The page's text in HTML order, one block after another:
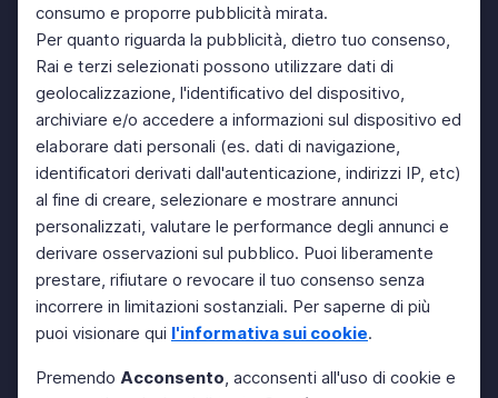
consumo e proporre pubblicità mirata.
Per quanto riguarda la pubblicità, dietro tuo consenso,
Rai e terzi selezionati possono utilizzare dati di
geolocalizzazione, l'identificativo del dispositivo,
archiviare e/o accedere a informazioni sul dispositivo ed
elaborare dati personali (es. dati di navigazione,
identificatori derivati dall'autenticazione, indirizzi IP, etc)
al fine di creare, selezionare e mostrare annunci
personalizzati, valutare le performance degli annunci e
derivare osservazioni sul pubblico. Puoi liberamente
prestare, rifiutare o revocare il tuo consenso senza
incorrere in limitazioni sostanziali. Per saperne di più
puoi visionare qui l'informativa sui cookie.
Premendo Acconsento, acconsenti all'uso di cookie e